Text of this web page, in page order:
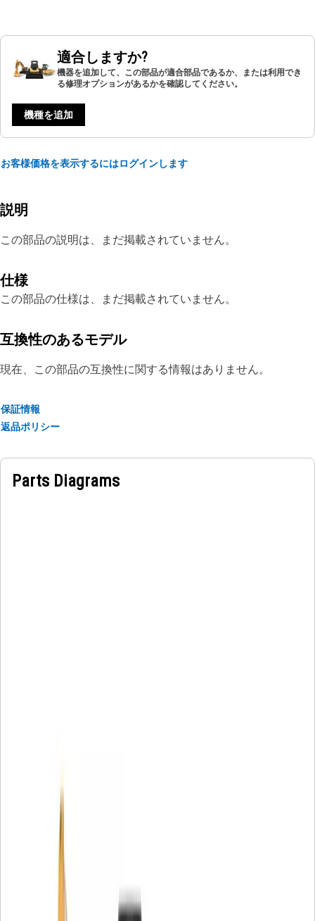
適合しますか?
機器を追加して、この部品が適合部品であるか、または利用でき
る修理オプションがあるかを確認してください。
機種を追加
お客様価格を表示するにはログインします
説明
この部品の説明は、まだ掲載されていません。
仕様
この部品の仕様は、まだ掲載されていません。
互換性のあるモデル
現在、この部品の互換性に関する情報はありません。
保証情報
返品ポリシー
Parts Diagrams